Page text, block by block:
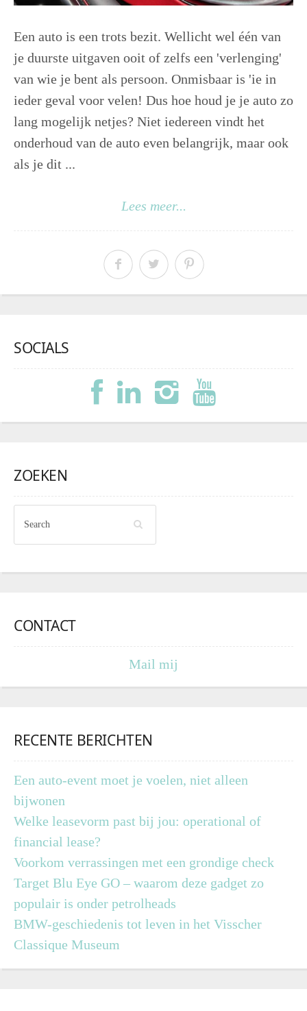
Een auto is een trots bezit. Wellicht wel één van
je duurste uitgaven ooit of zelfs een 'verlenging'
van wie je bent als persoon. Onmisbaar is 'ie in
ieder geval voor velen! Dus hoe houd je je auto zo
lang mogelijk netjes? Niet iedereen vindt het
onderhoud van de auto even belangrijk, maar ook
als je dit ...
Lees meer...
SOCIALS
ZOEKEN
CONTACT
Mail mij
RECENTE BERICHTEN
Een auto-event moet je voelen, niet alleen
bijwonen
Welke leasevorm past bij jou: operational of
financial lease?
Voorkom verrassingen met een grondige check
Target Blu Eye GO – waarom deze gadget zo
populair is onder petrolheads
BMW-geschiedenis tot leven in het Visscher
Classique Museum